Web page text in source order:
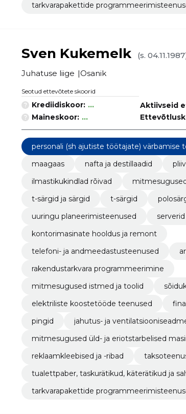
tarkvarapakettide
Sven Kukemelk
(s.
Juhatuse liige
Osanik
Seotud ettevõtete skoorid
Krediidiskoor: ...
Maineskoor: ...
Aktiivseid
personali (sh ajutiste töötajate) värbamise
maagaas
nafta ja destillaadid
ilmastikukindlad rõivad
t-särgid ja särgid
t-särgid
uuringu planeerimisteenused
serverid
kontorimasinate hooldus ja remont
telefoni- ja andmeedastusteenused
rakendustarkvara programmeerimine
mitmesugused istmed ja toolid
elektriliste koostetööde teenused
pingid
jahutus- ja
mitmesugused üld- ja eriotstarbelised
reklaamkleebised ja -ribad
tualettpaber, taskurätikud, käterätikud ja
tarkvarapakettide